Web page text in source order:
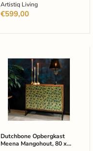
Artistiq Living
€599,00
Dutchbone
Opbergkast
Meena
Mangohout,
95cm
Dutchbone Opbergkast
Meena Mangohout, 80 x